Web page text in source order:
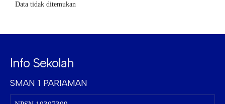
Data tidak ditemukan
Info Sekolah
SMAN 1 PARIAMAN